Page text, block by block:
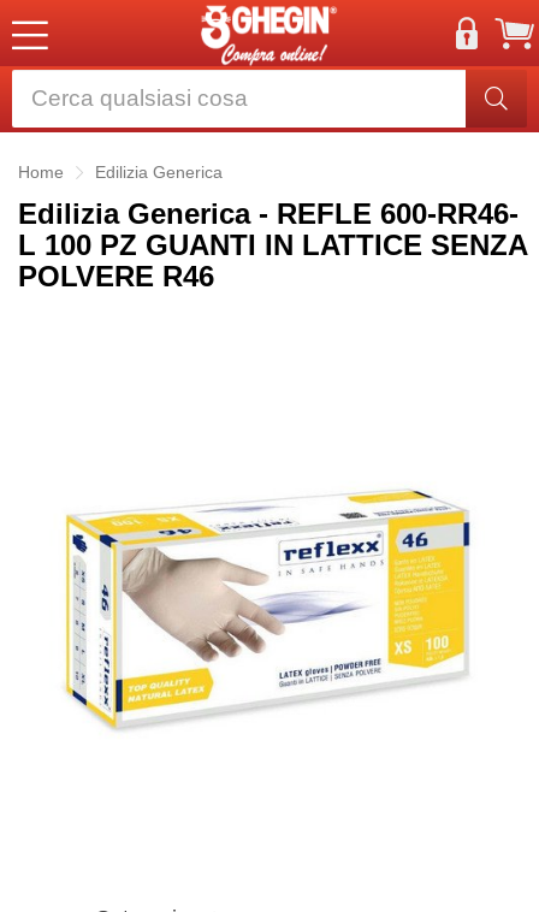
Home Edilizia Generica
Edilizia Generica - REFLE 600-RR46-
L 100 PZ GUANTI IN LATTICE SENZA
POLVERE R46